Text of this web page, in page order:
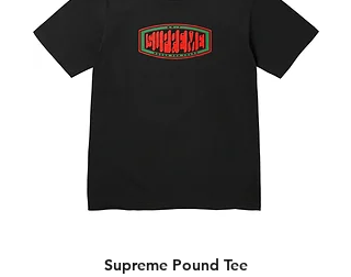
Supreme Pound Tee